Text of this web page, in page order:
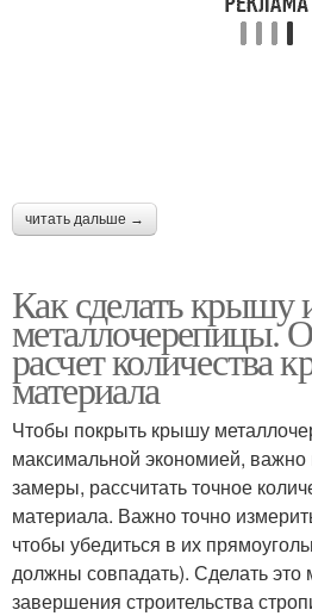
читать дальше →
Как сделать крышу
металлочерепицы.
расчет количества
материала
Чтобы покрыть крышу
максимальной экономией, важно
замеры, рассчитать точное
материала. Важно точно
чтобы убедиться в их
должны совпадать). Сделать
завершения строительства